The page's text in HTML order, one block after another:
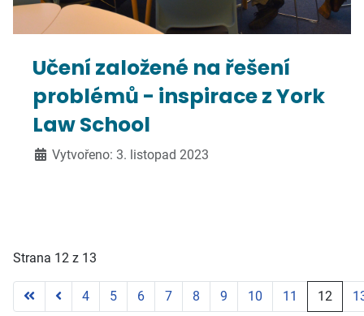
Učení založené na řešení
problémů - inspirace z York
Law School
Vytvořeno: 3. listopad 2023
Strana 12 z 13
4 5 6 7 8 9 10 11 12